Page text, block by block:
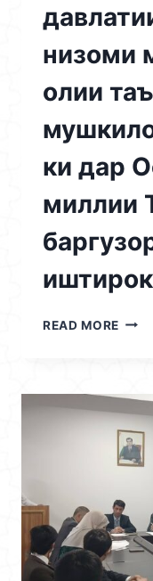
низоми
олии
ки дар
миллии
READ MORE
А.А.,
БА
ВА